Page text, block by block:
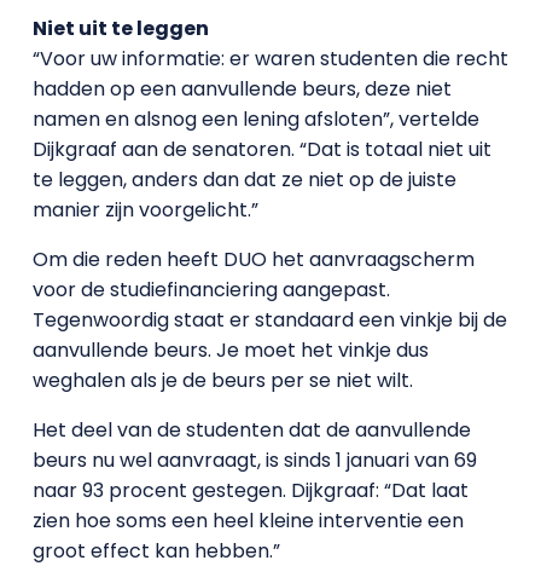
Niet uit te leggen
“Voor uw informatie: er waren studenten die recht
hadden op een aanvullende beurs, deze niet
namen en alsnog een lening afsloten”, vertelde
Dijkgraaf aan de senatoren. “Dat is totaal niet uit
te leggen, anders dan dat ze niet op de juiste
manier zijn voorgelicht.”
Om die reden heeft DUO het aanvraagscherm
voor de studiefinanciering aangepast.
Tegenwoordig staat er standaard een vinkje bij de
aanvullende beurs. Je moet het vinkje dus
weghalen als je de beurs per se niet wilt.
Het deel van de studenten dat de aanvullende
beurs nu wel aanvraagt, is sinds 1 januari van 69
naar 93 procent gestegen. Dijkgraaf: “Dat laat
zien hoe soms een heel kleine interventie een
groot effect kan hebben.”